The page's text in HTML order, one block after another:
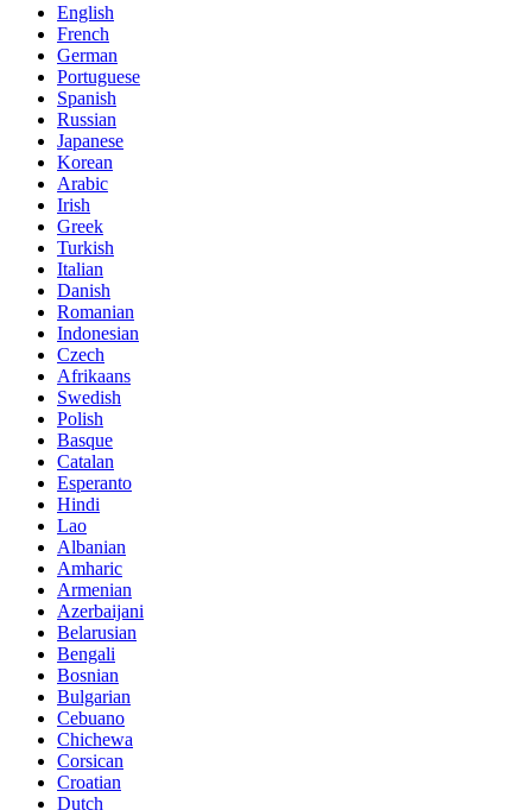
English
French
German
Portuguese
Spanish
Russian
Japanese
Korean
Arabic
Irish
Greek
Turkish
Italian
Danish
Romanian
Indonesian
Czech
Afrikaans
Swedish
Polish
Basque
Catalan
Esperanto
Hindi
Lao
Albanian
Amharic
Armenian
Azerbaijani
Belarusian
Bengali
Bosnian
Bulgarian
Cebuano
Chichewa
Corsican
Croatian
Dutch